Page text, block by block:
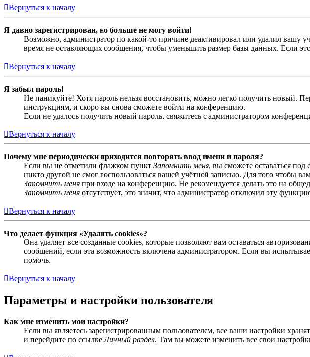
Вернуться к началу
Я давно зарегистрирован, но больше не могу войти!
Возможно, администратор по какой-то причине деактивировал или удалил вашу
время не оставляющих сообщения, чтобы уменьшить размер базы данных. Если
Вернуться к началу
Я забыл пароль!
Не паникуйте! Хотя пароль нельзя восстановить, можно легко получить новый.
инструкциям, и скоро вы снова сможете войти на конференцию.
Если не удалось получить новый пароль, свяжитесь с администратором
Вернуться к началу
Почему мне периодически приходится повторять ввод имени и пароля?
Если вы не отметили флажком пункт Запомнить меня, вы сможете оставаться
никто другой не смог воспользоваться вашей учётной записью. Для того чтобы
Запомнить меня при входе на конференцию. Не рекомендуется делать это на
Запомнить меня отсутствует, это значит, что администратор отключил эту
Вернуться к началу
Что делает функция «Удалить cookies»?
Она удаляет все созданные cookies, которые позволяют вам оставаться
сообщений, если эта возможность включена администратором. Если вы
помочь.
Вернуться к началу
Параметры и настройки пользователя
Как мне изменить мои настройки?
Если вы являетесь зарегистрированным пользователем, все ваши настройки
и перейдите по ссылкеЛичный раздел. Там вы можете изменить все свои